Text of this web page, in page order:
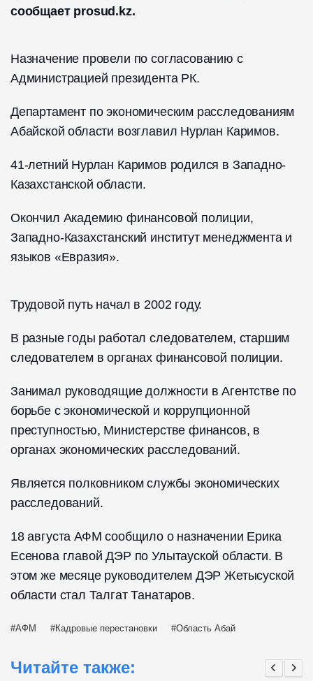
сообщает prosud.kz.
Назначение провели по согласованию с
Администрацией президента РК.
Департамент по экономическим расследованиям
Абайской области возглавил Нурлан Каримов.
41-летний Нурлан Каримов родился в Западно-
Казахстанской области.
Окончил Академию финансовой полиции,
Западно-Казахстанский институт менеджмента и
языков «Евразия».
Трудовой путь начал в 2002 году.
В разные годы работал следователем, старшим
следователем в органах финансовой полиции.
Занимал руководящие должности в Агентстве по
борьбе с экономической и коррупционной
преступностью, Министерстве финансов, в
органах экономических расследований.
Является полковником службы экономических
расследований.
18 августа АФМ сообщило о назначении Ерика
Есенова главой ДЭР по Улытауской области. В
этом же месяце руководителем ДЭР Жетысуской
области стал Талгат Танатаров.
АФМ Кадровые перестановки Область Абай
Читайте также: